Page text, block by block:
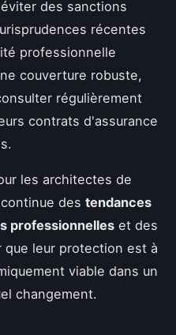
des sanctions
récentes
professionnelle
couverture robuste,
régulièrement
contrats d'assurance
les architectes de
des tendances
professionnelles et des
que leur protection est à
viable dans un
changement.